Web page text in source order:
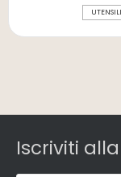
Iscriviti